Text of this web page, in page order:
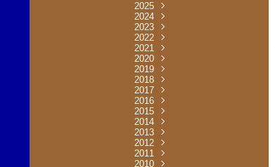
2025
Novembre
Juillet(1)
Mai
(1)
Avril
(1)
Janvier(1)
2024
Novembre
Octobre
Août
(1)
Mai
(8)
Avril
(2)
Mars
(1)
Février(1)
Janvier(2)
2023
Décembre
Novembre
Octobre
Juin
(29)
Mai (31)
Avril
(2)
2022
Décembre
Novembre
Octobre
Août
(33)
Juillet
(32)
Juin
(1)
Mai (35)
Avril
(31)
Mars
(32)
Février(2)
Janvier(30)
2021
Décembre
Novembre
Octobre(30)
Septembre
Août
(30)
Juillet(2)
Mai (30)
Avril
(3)
2020
Décembre
Novembre
Octobre(17)
Septembre
Mai (30)
Avril
(13)
Mars
(1)
2019
Octobre
Mai (30)
Avril
(5)
Mars
(31)
Février(3)
2018
Décembre
Novembre
Octobre
Août
(2)
Juin
(5)
Mai (30)
Avril
(31)
Mars
(3)
2017
Décembre
Novembre
Octobre
Août
(30)
Juillet
(33)
Juin
(4)
Mai (32)
2016
Décembre
Novembre
Octobre
Septembre
Août
(2)
Juin
(4)
2015
Décembre
Novembre
Octobre
Septembre
Août
(4)
2014
Septembre
Août
(3)
Juillet(6)
Juin
(31)
2013
Décembre
Novembre
Octobre
2012
Décembre
Novembre
2011
Décembre
2010